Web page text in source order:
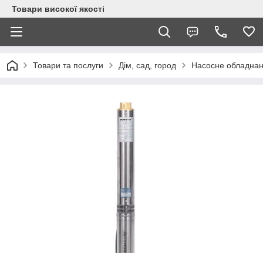
Товари високої якості
Товари та послуги Дім, сад, город Насосне